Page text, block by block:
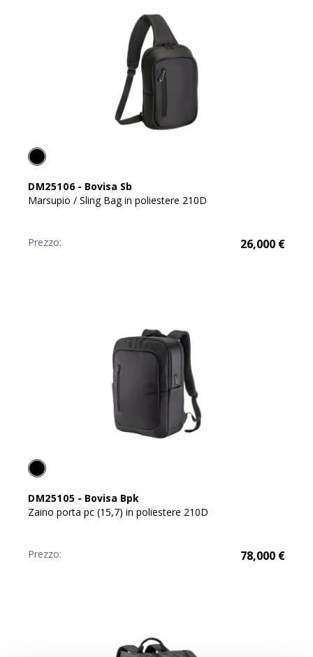
DM25106- Bovisa Sb
Marsupio / Sling Bag in poliestere 210D
Prezzo: 26,000 €
DM25105 - Bovisa Bpk
Zaino porta pc (15,7) in poliestere 210D
Prezzo: 78,000 €